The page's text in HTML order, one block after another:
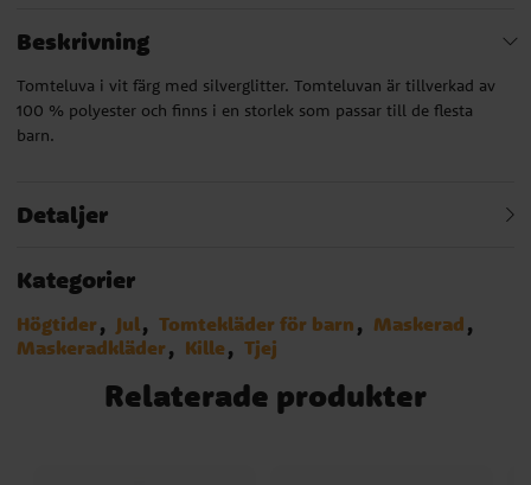
Beskrivning
Tomteluva i vit färg med silverglitter. Tomteluvan är tillverkad av
100 % polyester och finns i en storlek som passar till de flesta
barn.
Detaljer
Kategorier
Högtider Jul Tomtekläder för barn
Maskerad
Maskeradkläder
Kille Tjej
Relaterade produkter